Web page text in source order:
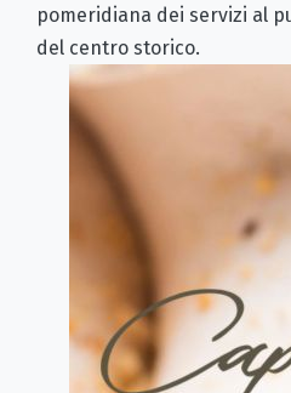
pomeridiana dei servizi al
del centro storico.